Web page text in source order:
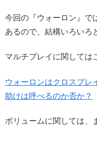
今回の『ウォーロン』で
あるので、結構いろいろ
マルチプレイに関しては
ウォーロンはクロスプレ
助けは呼べるのか否か？
ボリュームに関しては、